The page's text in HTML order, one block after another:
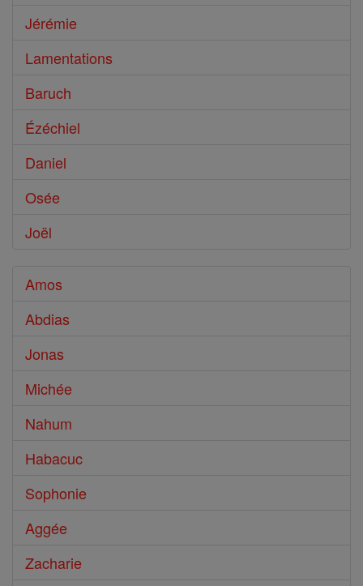
Jérémie
Lamentations
Baruch
Ézéchiel
Daniel
Osée
Joël
Amos
Abdias
Jonas
Michée
Nahum
Habacuc
Sophonie
Aggée
Zacharie